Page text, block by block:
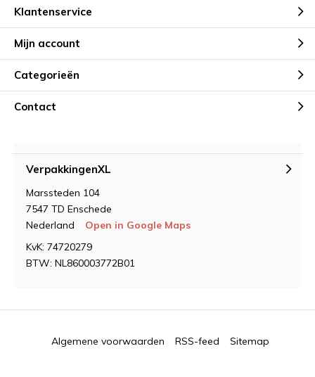
Klantenservice
Mijn account
Categorieën
Contact
VerpakkingenXL
Marssteden 104
7547 TD Enschede
Nederland
Open in Google Maps
KvK: 74720279
BTW: NL860003772B01
Algemene voorwaarden RSS-feed Sitemap